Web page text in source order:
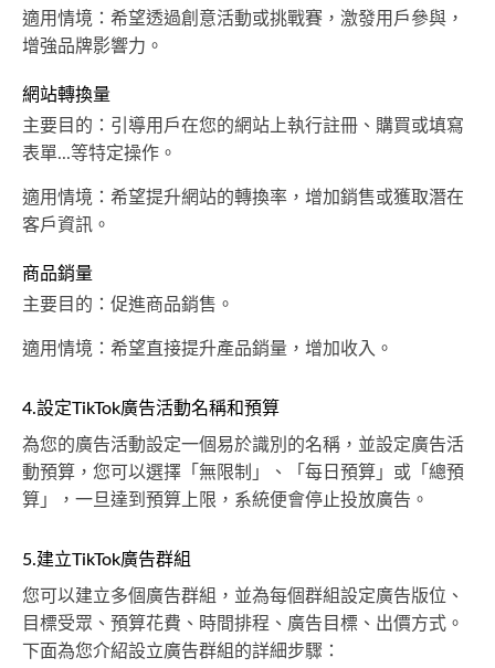
適用情境：希望透過創意活動或挑戰賽，激發用戶參與，
增強品牌影響力。
網站轉換量
主要目的：引導用戶在您的網站上執行註冊、購買或填寫
表單...等特定操作。
適用情境：希望提升網站的轉換率，增加銷售或獲取潛在
客戶資訊。
商品銷量
主要目的：促進商品銷售。
適用情境：希望直接提升產品銷量，增加收入。
4.設定TikTok廣告活動名稱和預算
為您的廣告活動設定一個易於識別的名稱，並設定廣告活
動預算，您可以選擇「無限制」、「每日預算」或「總預
算」，一旦達到預算上限，系統便會停止投放廣告。
5.建立TikTok廣告群組
您可以建立多個廣告群組，並為每個群組設定廣告版位、
目標受眾、預算花費、時間排程、廣告目標、出價方式。
下面為您介紹設立廣告群組的詳細步驟：